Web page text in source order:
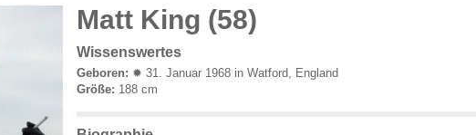
Matt King (58)
Wissenswertes
Geboren: ✹ 31. Januar 1968 in Watford, England
Größe: 188 cm